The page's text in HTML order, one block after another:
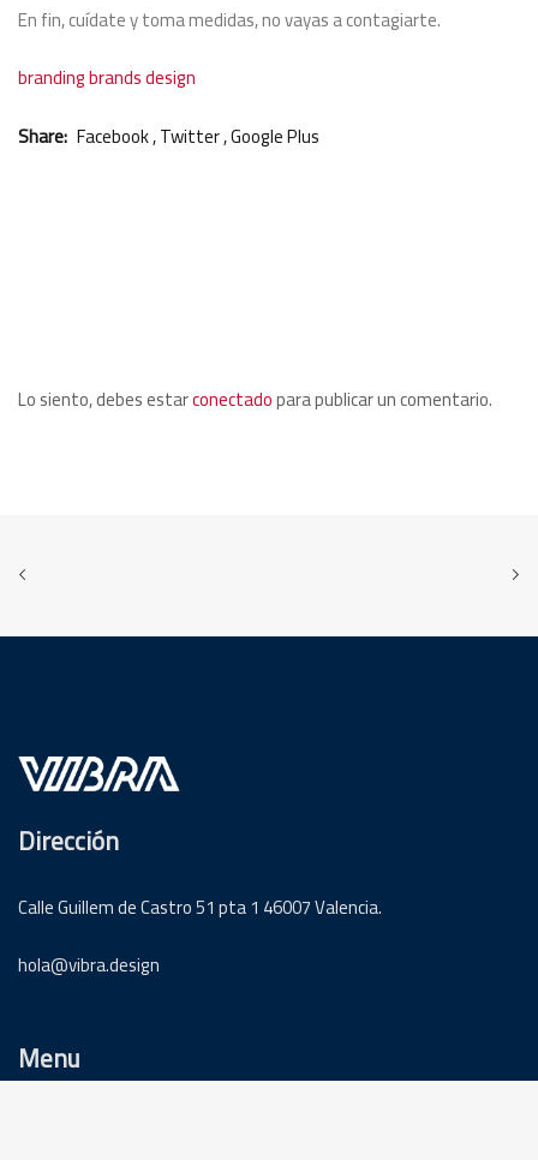
En fin, cuídate y toma medidas, no vayas a contagiarte.
brandingbrandsdesign
Share: Facebook,Twitter,Google Plus
Lo siento, debes estarconectadopara publicar un comentario.
Dirección
Calle Guillem de Castro 51 pta 1 46007 Valencia.
hola@vibra.design
Menu